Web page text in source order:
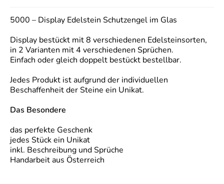
5000 – Display Edelstein Schutzengel im Glas
Display bestückt mit 8 verschiedenen Edelsteinsorten,
in 2 Varianten mit 4 verschiedenen Sprüchen.
Einfach oder gleich doppelt bestückt bestellbar.
Jedes Produkt ist aufgrund der individuellen
Beschaffenheit der Steine ein Unikat.
Das Besondere
das perfekte Geschenk
jedes Stück ein Unikat
inkl. Beschreibung und Sprüche
Handarbeit aus Österreich